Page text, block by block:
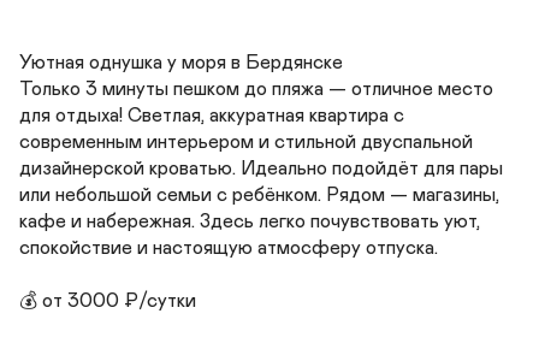
Уютная однушка у моря в Бердянске
Только 3 минуты пешком до пляжа — отличное место
для отдыха! Светлая, аккуратная квартира с
современным интерьером и стильной двуспальной
дизайнерской кроватью. Идеально подойдёт для пары
или небольшой семьи с ребёнком. Рядом — магазины,
кафе и набережная. Здесь легко почувствовать уют,
спокойствие и настоящую атмосферу отпуска.
💰 от 3000 ₽/сутки